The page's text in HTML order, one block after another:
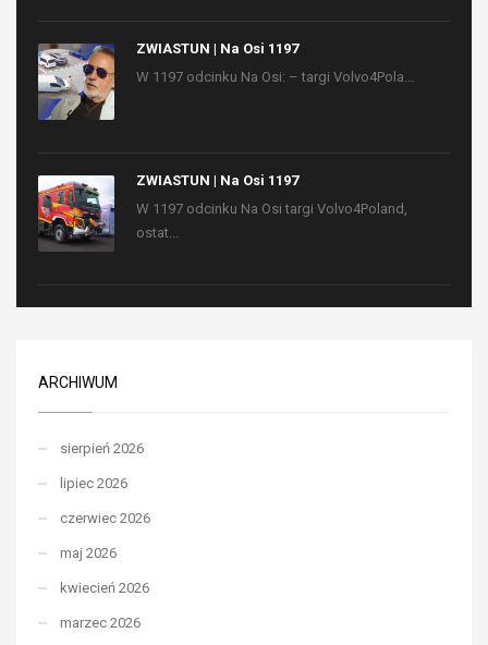
ZWIASTUN | Na Osi 1197
W 1197 odcinku Na Osi: – targi Volvo4Pola...
ZWIASTUN | Na Osi 1197
W 1197 odcinku Na Osi targi Volvo4Poland,
ostat...
ARCHIWUM
sierpień 2026
lipiec 2026
czerwiec 2026
maj 2026
kwiecień 2026
marzec 2026